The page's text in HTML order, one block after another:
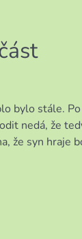
bylo stále.
nedá, že
že syn hraje